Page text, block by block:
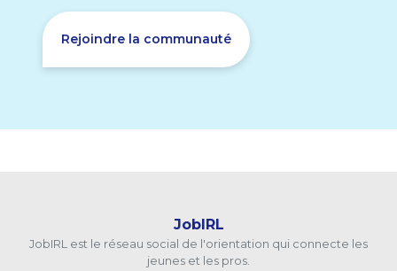
Rejoindre la communauté
JobIRL
JobIRL est le réseau social de l'orientation qui connecte les
jeunes et les pros.